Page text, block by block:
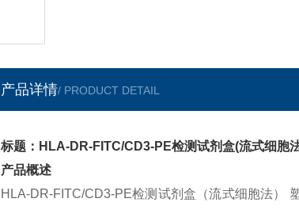
产品详情/ PRODUCT DETAIL
标题：HLA-DR-FITC/CD3-PE检测试剂盒(流式细胞
产品概述
HLA-DR-FITC/CD3-PE检测试剂盒（流式细胞法）